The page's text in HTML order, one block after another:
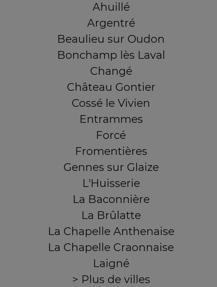
Ahuillé
Argentré
Beaulieu sur Oudon
Bonchamp lès Laval
Changé
Château Gontier
Cossé le Vivien
Entrammes
Forcé
Fromentières
Gennes sur Glaize
L'Huisserie
La Baconnière
La Brûlatte
La Chapelle Anthenaise
La Chapelle Craonnaise
Laigné
> Plus de villes